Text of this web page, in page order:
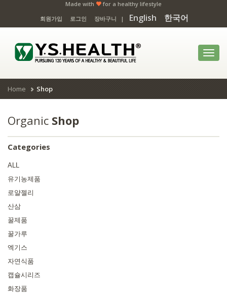
Made with
for a healthy lifestyle
회원가입
로그인 장바구니 | English 한국어
Home Shop
Organic Shop
Categories
ALL
유기농제품
로얄젤리
산삼
꿀제품
꿀가루
엑기스
자연식품
캡슐시리즈
화장품